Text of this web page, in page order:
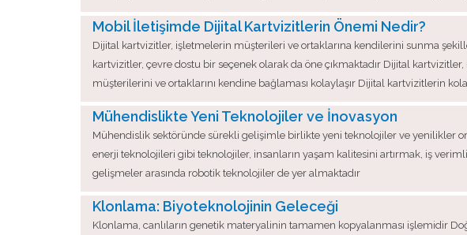
Mobil İletişimde Dijital Kartvizitlerin Önemi Nedir?
Dijital kartvizitler, işletmelerin müşterileri ve ortaklarına kendilerini sunma
kartvizitler, çevre dostu bir seçenek olarak da öne çıkmaktadır Dijital
müşterilerini ve ortaklarını kendine bağlaması kolaylaşır Dijital kartvizitlerin
Mühendislikte Yeni Teknolojiler ve İnovasyon
Mühendislik sektöründe sürekli gelişimle birlikte yeni teknolojiler ve yenilikler
enerji teknolojileri gibi teknolojiler, insanların yaşam kalitesini artırmak, iş
gelişmeler arasında robotik teknolojiler de yer almaktadır
Klonlama: Biyoteknolojinin Geleceği
Klonlama, canlıların genetik materyalinin tamamen kopyalanması işlemidir